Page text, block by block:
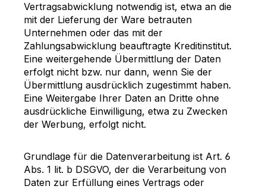
Vertragsabwicklung notwendig ist, etwa an die
mit der Lieferung der Ware betrauten
Unternehmen oder das mit der
Zahlungsabwicklung beauftragte Kreditinstitut.
Eine weitergehende Übermittlung der Daten
erfolgt nicht bzw. nur dann, wenn Sie der
Übermittlung ausdrücklich zugestimmt haben.
Eine Weitergabe Ihrer Daten an Dritte ohne
ausdrückliche Einwilligung, etwa zu Zwecken
der Werbung, erfolgt nicht.
Grundlage für die Datenverarbeitung ist Art. 6
Abs. 1 lit. b DSGVO, der die Verarbeitung von
Daten zur Erfüllung eines Vertrags oder